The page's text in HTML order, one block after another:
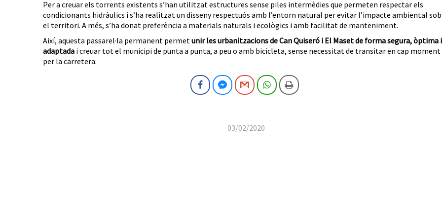
Per a creuar els torrents existents s’han utilitzat estructures sense piles intermèdies que permeten respectar els
condicionants hidràulics i s’ha realitzat un disseny respectuós amb l’entorn natural per evitar l’impacte ambiental
el territori. A més, s’ha donat preferència a materials naturals i ecològics i amb facilitat de manteniment.
Així, aquesta passarel·la permanent permetunir les urbanitzacions de Can Quiseró i El Maset de forma segura, òptima i
adaptada i creuar tot el municipi de punta a punta, a peu o amb bicicleta, sense necessitat de transitar en cap moment
per la carretera.
FacebookFacebook Messenger
Gmail WhatsAppImprimeix
03/02/2020